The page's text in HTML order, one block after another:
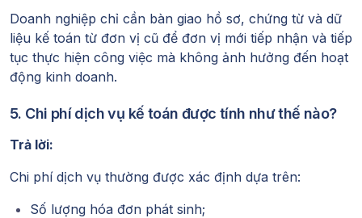
Doanh nghiệp chỉ cần bàn giao hồ sơ, chứng từ và dữ
liệu kế toán từ đơn vị cũ để đơn vị mới tiếp nhận và tiếp
tục thực hiện công việc mà không ảnh hưởng đến hoạt
động kinh doanh.
5. Chi phí dịch vụ kế toán được tính như thế nào?
Trả lời:
Chi phí dịch vụ thường được xác định dựa trên:
Số lượng hóa đơn phát sinh;